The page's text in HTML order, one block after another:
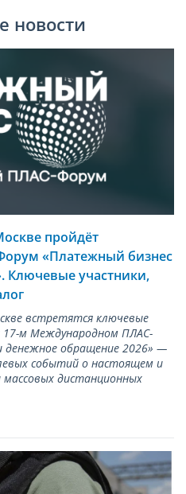
новости
пройдёт
«Платежный бизнес
Ключевые участники,
встретятся ключевые
17-м Международном ПЛАС-
денежное обращение 2026» —
событий о настоящем и
дистанционных